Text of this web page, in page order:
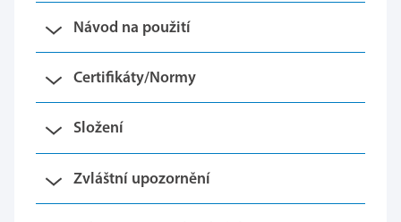
Návod na použití
Certifikáty/Normy
Složení
Zvláštní upozornění